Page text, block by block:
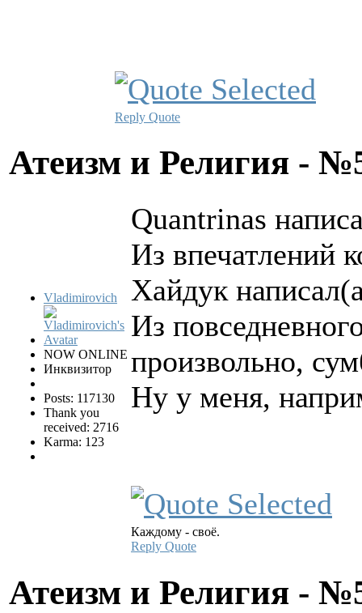
Reply Quote
Атеизм и Религия -
Vladimirovich
NOW ONLINE
Инквизитор
Posts: 117130
Thank you
received: 2716
Karma: 123
Quantrinas
Из впечатлений
Хайдук
Из
произвольно,
Ну у меня,
Каждому - своё.
Reply Quote
Атеизм и Религия -